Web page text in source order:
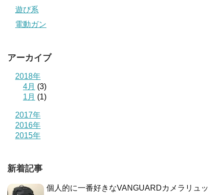
遊び系
電動ガン
アーカイブ
2018年
4月 (3)
1月 (1)
2017年
2016年
2015年
新着記事
個人的に一番好きなVANGUARDカメラリュッ